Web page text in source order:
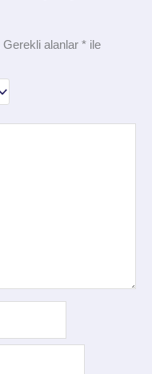
Gerekli alanlar * ile